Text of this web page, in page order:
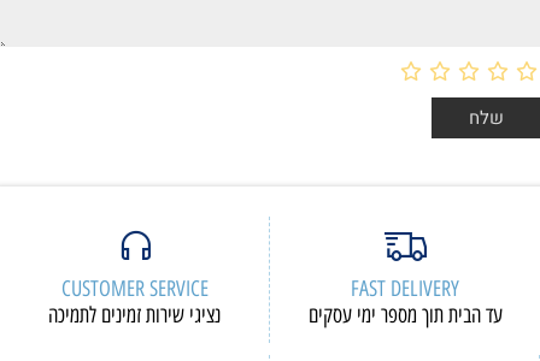
FAST DELIVERY
עד הבית תוך מספר ימי עסקים
CUSTOMER SERVICE
נציגי שירות זמינים לתמיכה